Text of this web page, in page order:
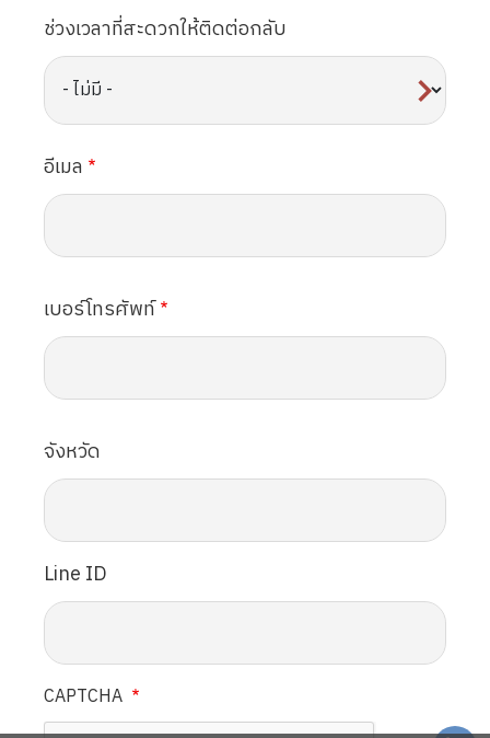
ช่วงเวลาที่สะดวกให้ติดต่อกลับ
อีเมล
เบอร์โทรศัพท์
จังหวัด
Line ID
CAPTCHA